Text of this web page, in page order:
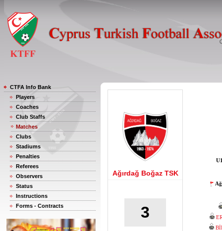
CTFA Info Bank
Players
Coaches
Club Staffs
Matches
Clubs
Stadiums
Penalties
Referees
Observers
Status
Instructions
Forms - Contracts
Ağırdağ Boğaz TSK
3